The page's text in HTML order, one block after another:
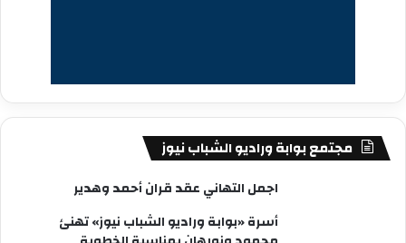
مجتمع بوابة وراديو الشباب نيوز
اجمل التهاني عقد قران أحمد وهدير
أسرة «بوابة وراديو الشباب نيوز» تهنئ